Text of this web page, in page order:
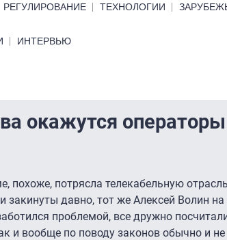
РЕГУЛИРОВАНИЕ ТЕХНОЛОГИИ
ИНТЕРВЬЮ
окажутся операторы
похоже, потрясла телекабельную
давно, тот же Алексей Волин
проблемой, все дружно
и вообще по поводу законов обычно и